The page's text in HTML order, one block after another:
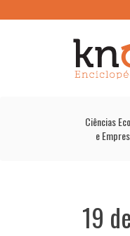
Ciências
e
19